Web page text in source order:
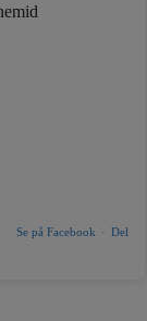
Se på Facebook · Del